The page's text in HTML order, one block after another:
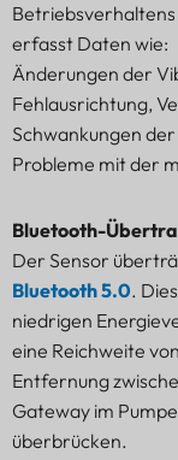
Betriebsverhaltens
erfasst Daten wie:
Änderungen der
Fehlausrichtung,
Schwankungen
Probleme mit der
Bluetooth-
Der Sensor
Bluetooth 5.0.
niedrigen
eine Reichweite
Entfernung
Gateway im
überbrücken.